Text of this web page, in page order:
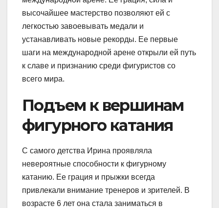
высочайшее мастерство позволяют ей с
легкостью завоевывать медали и
устанавливать новые рекорды. Ее первые
шаги на международной арене открыли ей путь
к славе и признанию среди фигуристов со
всего мира.
Подъем к вершинам
фигурного катания
С самого детства Ирина проявляла
невероятные способности к фигурному
катанию. Ее грация и прыжки всегда
привлекали внимание тренеров и зрителей. В
возрасте 6 лет она стала заниматься в